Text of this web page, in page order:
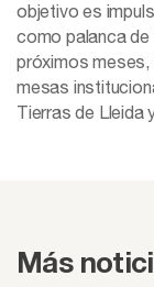
objetivo es
como palanca de
próximos
mesas
Tierras de Lleida
Más